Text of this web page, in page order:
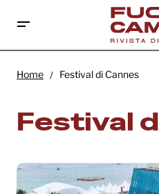
Home Festival di Cannes
Festival